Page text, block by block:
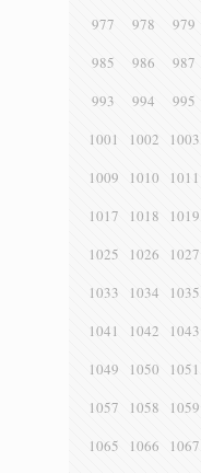
977
978 979
985
986 987
993
994 995
1001
1002 1003
1009
1010 1011
1017
1018 1019
1025
1026 1027
1033
1034 1035
1041
1042 1043
1049
1050 1051
1057
1058 1059
1065
1066 1067